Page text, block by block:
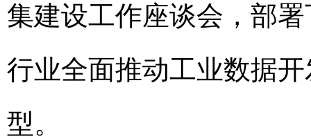
集建设工作座谈会，部
行业全面推动工业数据
型。